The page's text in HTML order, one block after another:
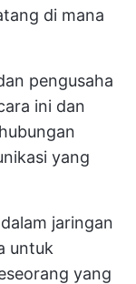
di mana
pengusaha
ini dan
yang
jaringan
untuk
yang